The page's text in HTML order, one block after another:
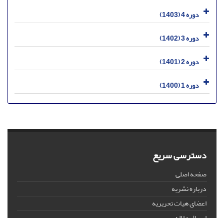
دوره 4 (1403)
دوره 3 (1402)
دوره 2 (1401)
دوره 1 (1400)
دسترسی سریع
صفحه اصلی
درباره نشریه
اعضای هیات تحریریه